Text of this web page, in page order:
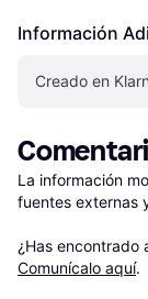
Información
Creado en
La información
fuentes externas
¿Has encontrado
Comunícalo aquí.